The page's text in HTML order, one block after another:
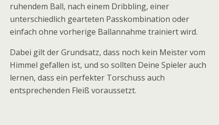
ruhendem Ball, nach einem Dribbling, einer
unterschiedlich gearteten Passkombination oder
einfach ohne vorherige Ballannahme trainiert wird.
Dabei gilt der Grundsatz, dass noch kein Meister vom
Himmel gefallen ist, und so sollten Deine Spieler auch
lernen, dass ein perfekter Torschuss auch
entsprechenden Fleiß voraussetzt.